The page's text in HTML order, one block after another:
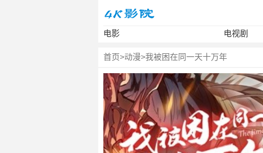
电影 电视剧
首页>动漫>我被困在同一天十万年